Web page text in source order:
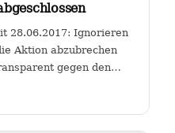
28.06.2017: Ignorieren
Aktion abzubrechen
gegen den